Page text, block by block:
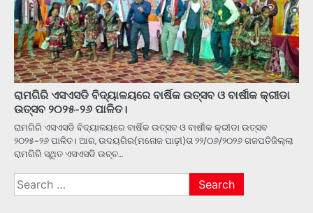
ରାମଗିରି ଏସଏସଡି ବିଦ୍ୟାଳୟରେ ବାର୍ଷିକ ଉତ୍ସବ ଓ ବାର୍ଷୀକ କ୍ରୀଡା
ଉତ୍ସବ ୨୦୨୫-୨୬ ପାଳିତ।
ରାମଗିରି ଏସଏସଡି ବିଦ୍ୟାଳୟରେ ବାର୍ଷିକ ଉତ୍ସବ ଓ ବାର୍ଷୀକ କ୍ରୀଡା ଉତ୍ସବ
୨୦୨୫-୨୬ ପାଳିତ। ଆର, ଉଦୟଗିର(ମନୋଜ ପାଢ଼ୀ)ତା ୨୨/୦୬/୨୦୨୬ ଗଜପତିଜିଲ୍ଲା
ରାମଗିରି ସ୍ଥିତ ଏସଏସଡି ଉଚ୍ଚ…
Search
for: